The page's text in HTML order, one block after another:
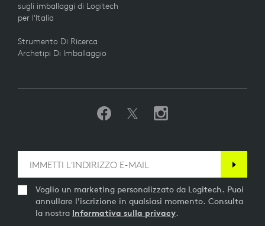
sugli imballaggi di Logitech
per l'Italia
Strumento Di Ricerca
Archetipi Di Imballaggio
Voglio un marketing personalizzato da Logitech. Puoi
annullare l'iscrizione in qualsiasi momento. Consulta
la nostra Informativa sulla privacy.